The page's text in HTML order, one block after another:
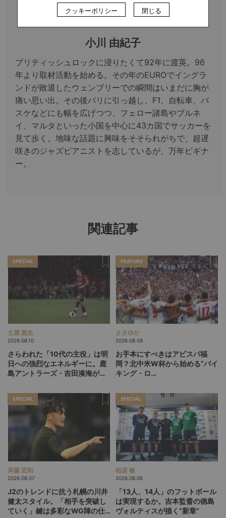
小川 由紀子
ブリティッシュロックに浸りたくて92年に渡英。96
年より取材活動を始める。その年のEUROでイングラ
ンドが敗退したウェンブリーでの瞬間はいまだに胸が
痛い思い出。その後パリに引っ越し、F1、自転車、バ
スケなどにも幅を広げつつ、フェロー諸島やブルネ
イ、マルタといった小国を中心に43カ国でサッカーを
見て歩く。地味な話題に興味をそそられがちで、超遅
咲きのジャズピアニストを志しているが、万年ビギナ
ー。
関連記事
SPECIAL
土屋 雅史
2026.08.10
さらわれた「10代の主役」は明
日への強烈なエネルギーに。鹿
島アントラーズ・吉田湊海が足
トステージ」
FEATURE
ささゆか
2026.08.09
お手本にすべきはアビスパ福
岡？北中米W杯から始める“バイ
キング・ロ
探す旅
SPECIAL
斉藤 宏則
2026.08.07
J2のトレンドに抗う札幌の川井
健太スタイル。「相手を突破し
ていく」鍵は多彩なWG陣の仕
SPECIAL
柏原 敏
2026.08.06
「13人、14人」のフットボール
は実現するか。吉本監督の徳島
ヴォルティスが描く“新章”
クッキーポリシー 閉じる